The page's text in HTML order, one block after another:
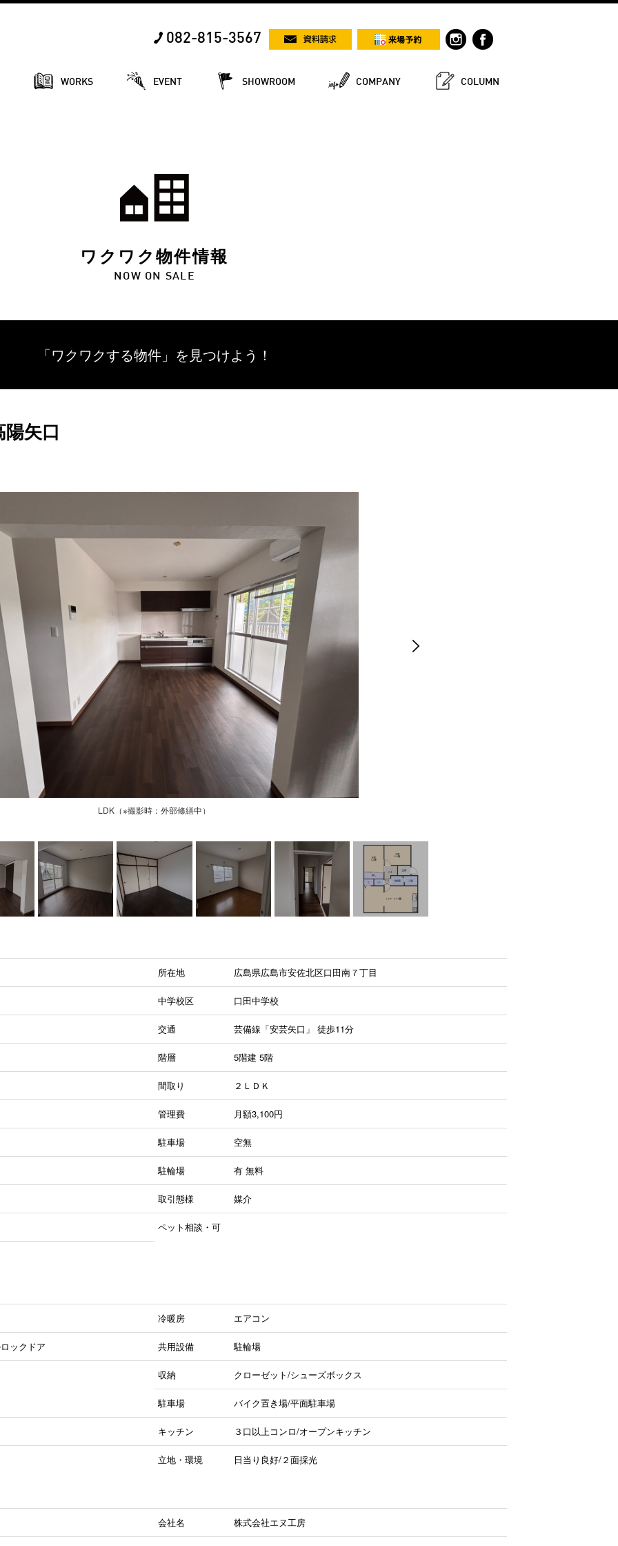
082-815-3567
WORKS EVENT SHOWROOM COMPANY COLUMN
ワクワク物件情報
NOW ON SALE
「ワクワクする物件」を 見つけよう！
矢口
LDK（※撮影時：外部修繕中）
所在地 広島県広島市安佐北区口田南７丁目
中学校区 口田中学校
交通 芸備線「安芸矢口」 徒歩11分
階層 5階建 5階
間取り ２ＬＤＫ
管理費 月額3,100円
駐車場 空無
駐輪場 有無料
取引態様 媒介
ペット相談・可
冷暖房 エアコン
ックドア 共用設備 駐輪場
収納 クローゼット/シューズボックス
駐車場 バイク置き場/平面駐車場
キッチン ３口以上コンロ/オープンキッチン
立地・環境 日当り良好/２面採光
会社名 株式会社エヌ工房